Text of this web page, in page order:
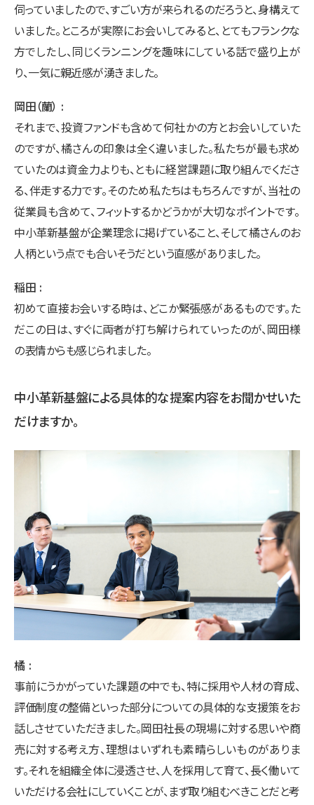
伺っていましたので、すごい方が来られるのだろうと、身構えて
いました。ところが実際にお会いしてみると、とてもフランクな
方でしたし、同じくランニングを趣味にしている話で盛り上が
り、一気に親近感が湧きました。
岡田（蘭）
それまで、投資ファンドも含めて何社かの方とお会いしていた
のですが、橘さんの印象は全く違いました。私たちが最も求め
ていたのは資金力よりも、ともに経営課題に取り組んでくださ
る、伴走する力です。そのため私たちはもちろんですが、当社の
従業員も含めて、フィットするかどうかが大切なポイントです。
中小革新基盤が企業理念に掲げていること、そして橘さんのお
人柄という点でも合いそうだという直感がありました。
稲田
初めて直接お会いする時は、どこか緊張感があるものです。た
だこの日は、すぐに両者が打ち解けられていったのが、岡田様
の表情からも感じられました。
中小革新基盤による具体的な提案内容をお聞かせいた
だけますか。
橘
事前にうかがっていた課題の中でも、特に採用や人材の育成、
評価制度の整備といった部分についての具体的な支援策をお
話しさせていただきました。岡田社長の現場に対する思いや商
売に対する考え方、理想はいずれも素晴らしいものがありま
す。それを組織全体に浸透させ、人を採用して育て、長く働いて
いただける会社にしていくことが、まず取り組むべきことだと考